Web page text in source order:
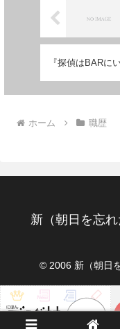
『探偵はBARに
ホーム 職歴
新（朝日を忘
© 2006 新（朝日